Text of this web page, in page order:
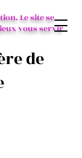
de
Le site se
vous servir